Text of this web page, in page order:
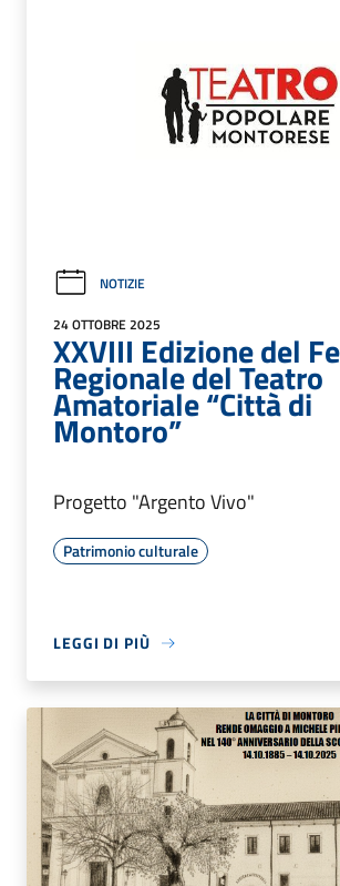
NOTIZIE
24 OTTOBRE 2025
XXVIII Edizione del
Regionale del Teatro
Amatoriale “Città di
Montoro”
Progetto "Argento Vivo"
Patrimonio culturale
LEGGI DI PIÙ